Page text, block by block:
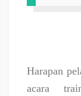
Harapan
acara